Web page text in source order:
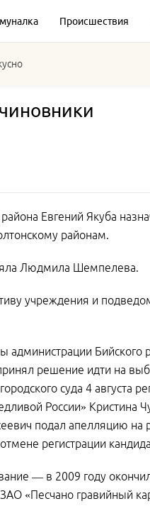
Происшествия
Евгений Якуба
районам.
Людмила Шемпелева.
учреждения и
администрации Бийского
решение идти на
суда 4 августа
России» Кристина
подал апелляцию на
регистрации
— в 2009 году
«Песчано гравийный